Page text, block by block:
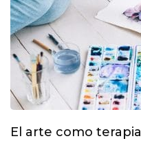
El arte como terapia